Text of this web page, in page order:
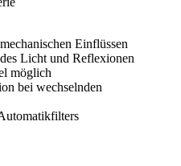
Einflüssen
Licht und Reflexionen
möglich
bei wechselnden